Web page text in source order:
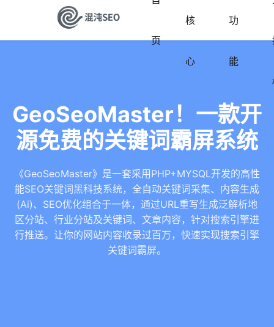
页
核
心
功
能
GeoSeoMaster！一款开
源免费的关键词霸屏系统
《GeoSeoMaster》是一套采用PHP+MYSQL开发的高性
能SEO关键词黑科技系统，全自动关键词采集、内容生成
(Ai)、SEO优化组合于一体，通过URL重写生成泛解析地
区分站、行业分站及关键词、文章内容，针对搜索引擎进
行推送。让你的网站内容收录过百万，快速实现搜索引擎
关键词霸屏。